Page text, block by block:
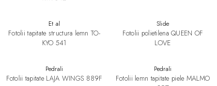
Et al
Fotolii tapitate structura lemn TO-
KYO 541
Slide
Fotolii polietilena QUEEN OF
LOVE
Pedrali
Fotolii tapitate LAJA WINGS 889F
Pedrali
Fotolii lemn tapitate piele MALMO